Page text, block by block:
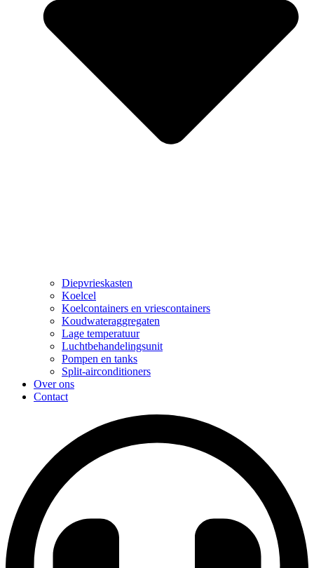
Diepvrieskasten
Koelcel
Koelcontainers en vriescontainers
Koudwateraggregaten
Lage temperatuur
Luchtbehandelingsunit
Pompen en tanks
Split-airconditioners
Over ons
Contact